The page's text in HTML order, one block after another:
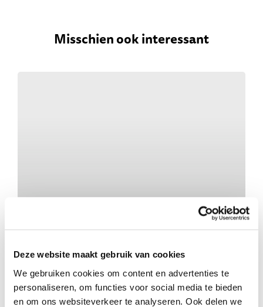
Deze website maakt gebruik van cookies
We gebruiken cookies om content en advertenties te
personaliseren, om functies voor social media te bieden
en om ons websiteverkeer te analyseren. Ook delen we
Misschien ook interessant